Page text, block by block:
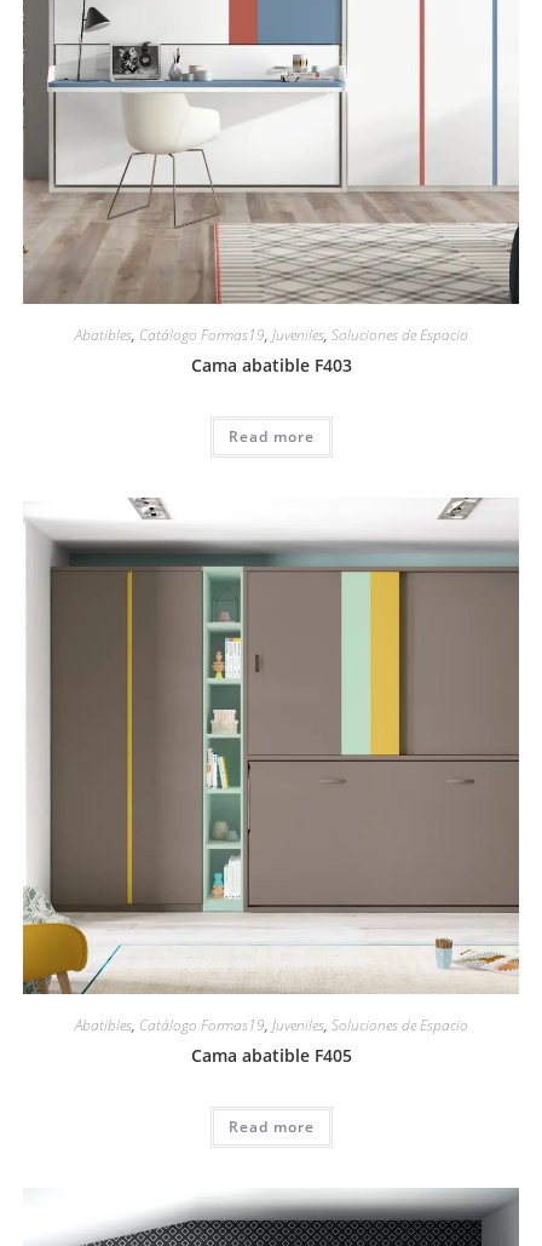
Abatibles, Catálogo Formas19, Juveniles, Soluciones de Espacio
Cama abatible F403
Read more
Abatibles, Catálogo Formas19, Juveniles, Soluciones de Espacio
Cama abatible F405
Read more